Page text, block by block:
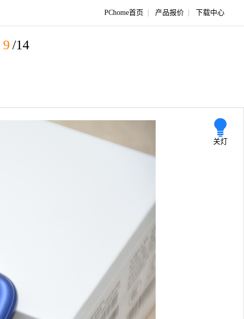
PChome首页 产品报价 下载中心
9 /14
关灯